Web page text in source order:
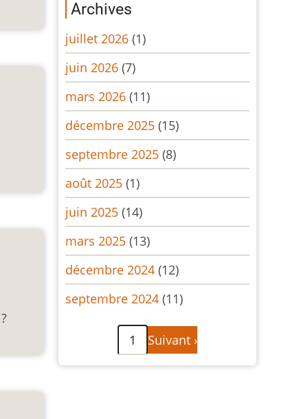
Archives
juillet 2026 (1)
juin 2026 (7)
mars 2026 (11)
décembre 2025 (15)
septembre 2025 (8)
août 2025 (1)
juin 2025 (14)
mars 2025 (13)
décembre 2024 (12)
septembre 2024 (11)
Pagination
1
Page
suivante
Suivant ›